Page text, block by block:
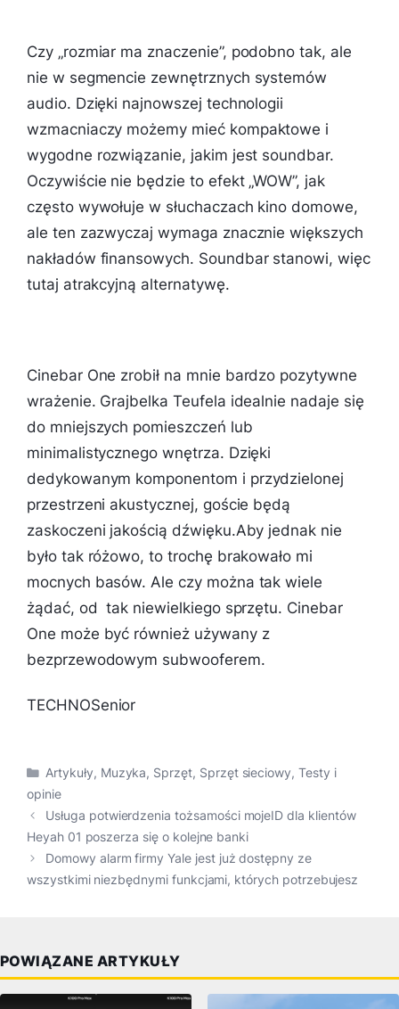
Czy „rozmiar ma znaczenie”, podobno tak, ale
nie w segmencie zewnętrznych systemów
audio. Dzięki najnowszej technologii
wzmacniaczy możemy mieć kompaktowe i
wygodne rozwiązanie, jakim jest soundbar.
Oczywiście nie będzie to efekt „WOW”, jak
często wywołuje w słuchaczach kino domowe,
ale ten zazwyczaj wymaga znacznie większych
nakładów finansowych. Soundbar stanowi, więc
tutaj atrakcyjną alternatywę.
Cinebar One zrobił na mnie bardzo pozytywne
wrażenie. Grajbelka Teufela idealnie nadaje się
do mniejszych pomieszczeń lub
minimalistycznego wnętrza. Dzięki
dedykowanym komponentom i przydzielonej
przestrzeni akustycznej, goście będą
zaskoczeni jakością dźwięku.Aby jednak nie
było tak różowo, to trochę brakowało mi
mocnych basów. Ale czy można tak wiele
żądać, od tak niewielkiego sprzętu. Cinebar
One może być również używany z
bezprzewodowym subwooferem.
TECHNOSenior
Kategorie
Artykuły, Muzyka, Sprzęt, Sprzęt sieciowy,Testy i
opinie
Usługa potwierdzenia tożsamości mojeID dla klientów
Heyah 01 poszerza się o kolejne banki
Domowy alarm firmy Yale jest już dostępny ze
wszystkimi niezbędnymi funkcjami, których potrzebujesz
POWIĄZANE ARTYKUŁY